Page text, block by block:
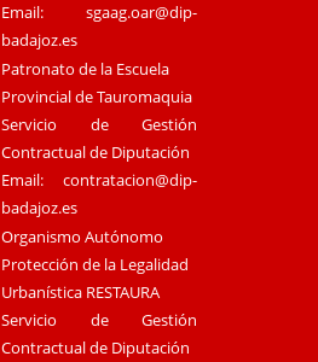
Email:sgaag.oar@dip-
badajoz.es
Patronato de la Escuela
Provincial de Tauromaquia
Servicio de Gestión
Contractual de Diputación
Email:contratacion@dip-
badajoz.es
Organismo Autónomo
Protección de la Legalidad
Urbanística RESTAURA
Servicio de Gestión
Contractual de Diputación